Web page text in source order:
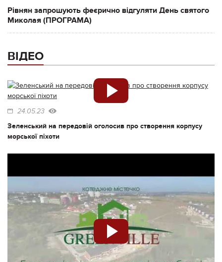
Рівнян запрошують феєрично відгуляти День святого
Миколая (ПРОГРАМА)
ВІДЕО
24.05.23
Зеленський на передовій оголосив про створення корпусу
морської піхоти